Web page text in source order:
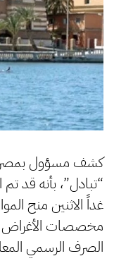
كشف مسؤول بمصرف
“تبادل”، بأنه قد
غداً الاثنين منح
مخصصات الأغراض
الصرف الرسمي